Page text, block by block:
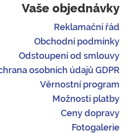
Vaše objednávky
Reklamační řád
Obchodní podmínky
Odstoupení od smlouvy
osobních údajů GDPR
Věrnostní program
Možnosti platby
Ceny dopravy
Fotogalerie